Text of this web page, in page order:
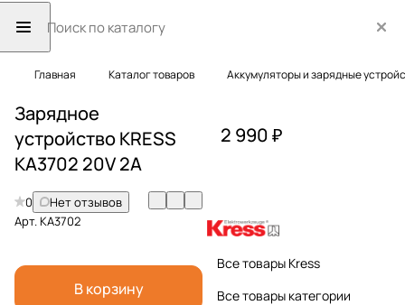
Главная Каталог товаров Аккумуляторы и зарядные
Зарядное
устройство KRESS
KA3702 20V 2A
0
Нет отзывов
Арт.KA3702
В корзину
2 990 ₽
Все товары Kress
Все товары категории